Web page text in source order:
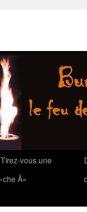
vous une
Â»